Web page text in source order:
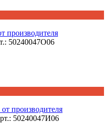
50240047О06
50240047И06